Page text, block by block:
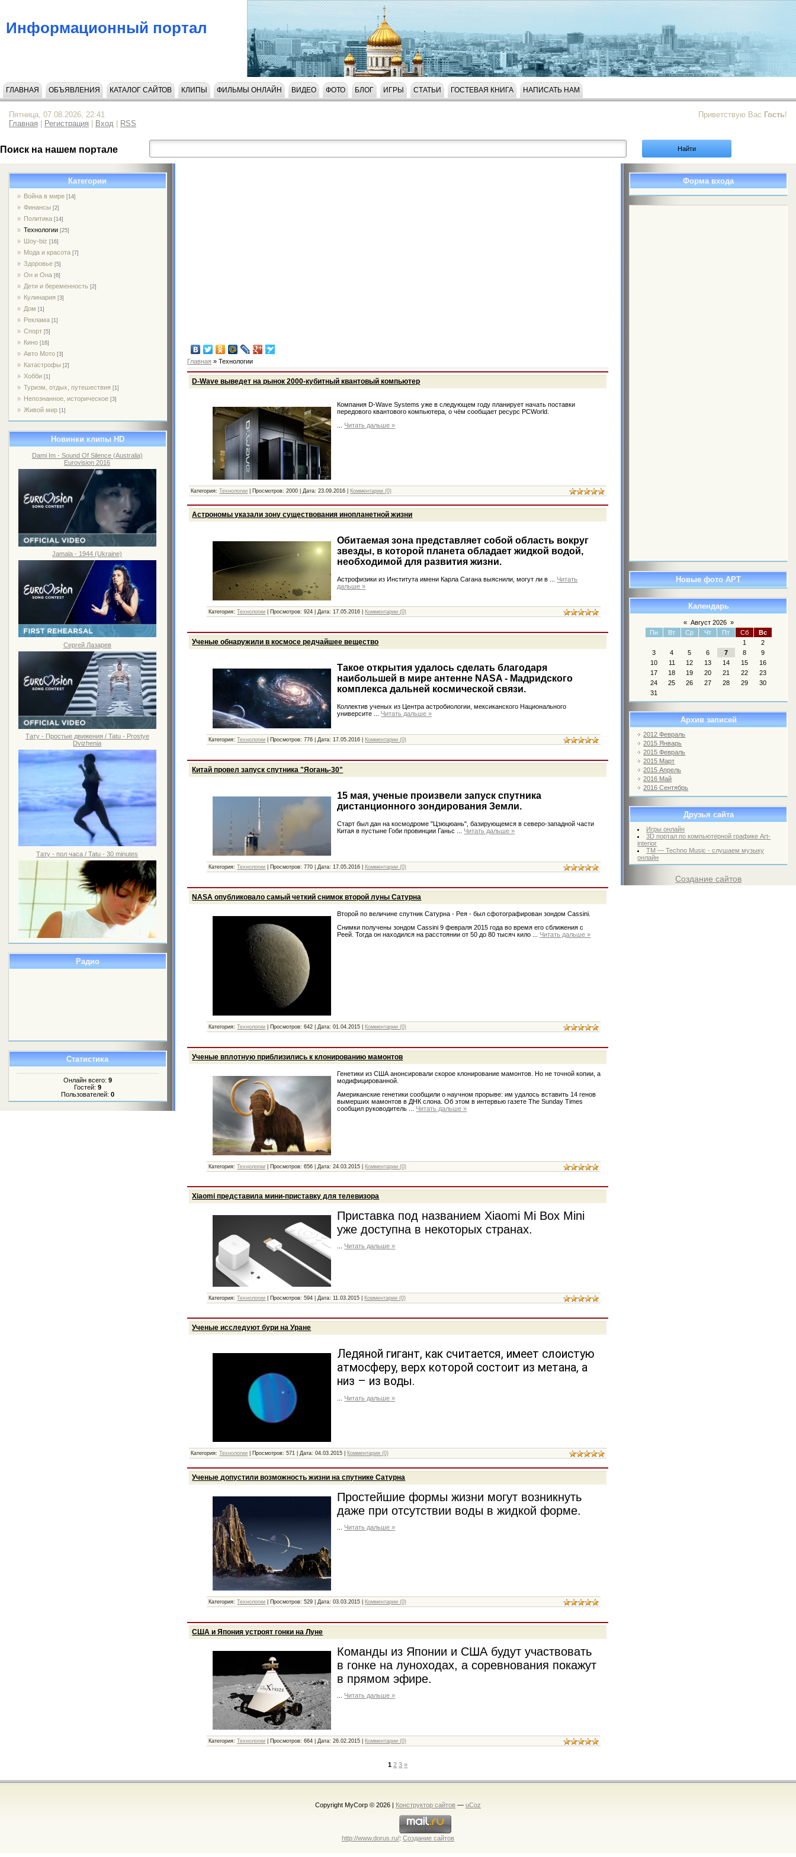
Информационный портал
ГЛАВНАЯ ОБЪЯВЛЕНИЯ КАТАЛОГ САЙТОВ КЛИПЫ ФИЛЬМЫ ОНЛАЙН ВИДЕО ФОТО БЛОГ ИГРЫ СТАТЬИ ГОСТЕВАЯ КНИГА НАПИСАТЬ НАМ
Приветствую Вас Гость!
Пятница, 07.08.2026, 22:41
Главная
Регистрация Вход RSS
Поиск на нашем портале
Категории
Война в мире [14]
Финансы [2]
Политика [14]
Технологии [25]
Шоу-biz [16]
Мода и красота [7]
Здоровье [5]
Он и Она [6]
Дети и беременность [2]
Кулинария [3]
Дом [1]
Реклама [1]
Спорт [5]
Кино [16]
Авто Мото [3]
Катастрофы [2]
Хобби [1]
Туризм, отдых, путешествия [1]
Непознанное, историческое [3]
Живой мир [1]
Новинки клипы HD
Dami Im - Sound Of Silence (Australia)
Eurovision 2016
Jamala - 1944 (Ukraine)
Сергей Лазарев
Тату - Простые движения / Tatu - Prostye
Dvizhenia
Тату - пол часа / Tatu - 30 minutes
Радио
Статистика
Онлайн всего: 9
Гостей: 9
Пользователей: 0
Форма входа
Новые фото АРТ
Календарь
« Август 2026 »
Пн
Вт Ср Чт Пт Сб
Вс
1
2
3
4 5 6 7 8
9
10
11 12 13 14 15
16
17
18 19 20 21 22
23
24
25 26 27 28 29
30
31
Архив записей
2012 Февраль
2015 Январь
2015 Февраль
2015 Март
2015 Апрель
2016 Май
2016 Сентябрь
Друзья сайта
Игры онлайн
3D портал по компьютерной графике Art-
interior
TM — Techno Music - слушаем музыку
онлайн
Создание сайтов
Главная »Технологии
D-Wave выведет на рынок 2000-кубитный квантовый компьютер
Компания D-Wave Systems уже в следующем году планирует начать поставки
передового квантового компьютера, о чём сообщает ресурс PCWorld.
Читать дальше »
Категория: Технологии Просмотров: 2000 Дата: 23.09.2016 Комментарии (0)
Астрономы указали зону существования инопланетной жизни
Обитаемая зона представляет собой область вокруг
звезды, в которой планета обладает жидкой водой,
необходимой для развития жизни.
Астрофизики из Института имени Карла Сагана выяснили, могут ли в
Читать
дальше »
Категория: Технологии Просмотров: 924 |Дата: 17.05.2016 Комментарии (0)
Ученые обнаружили в космосе редчайшее вещество
Такое открытия удалось сделать благодаря
наибольшей в мире антенне NASA - Мадридского
комплекса дальней космической связи.
Коллектив ученых из Центра астробиологии, мексиканского Национального
университе
Читать дальше »
Категория: Технологии Просмотров: 776 Дата: 17.05.2016 Комментарии (0)
Китай провел запуск спутника "Яогань-30"
15 мая, ученые произвели запуск спутника
дистанционного зондирования Земли.
Старт был дан на космодроме "Цзюцюань", базирующемся в северо-западной части
Китая в пустыне Гоби провинции Ганьс
Читать дальше »
Категория: Технологии Просмотров: 770 |Дата: 17.05.2016 Комментарии (0)
NASA опубликовало самый четкий снимок второй луны Сатурна
Второй по величине спутник Сатурна - Рея - был сфотографирован зондом Cassini.
Снимки получены зондом Cassini 9 февраля 2015 года во время его сближения с
Реей. Тогда он находился на расстоянии от 50 до 80 тысяч кило
Читать дальше »
Категория: Технологии Просмотров: 642 Дата: 01.04.2015 Комментарии (0)
Ученые вплотную приблизились к клонированию мамонтов
Генетики из США анонсировали скорое клонирование мамонтов. Но не точной копии, а
модифицированной.
Американские генетики сообщили о научном прорыве: им удалось вставить 14 генов
вымерших мамонтов в ДНК слона. Об этом в интервью газете The Sunday Times
сообщил руководитель
Читать дальше »
Категория: Технологии Просмотров: 656 Дата: 24.03.2015 Комментарии (0)
Xiaomi представила мини-приставку для телевизора
Приставка под названием Xiaomi Mi Box Mini
уже доступна в некоторых странах.
Читать дальше »
Категория: Технологии Просмотров: 594 Дата: 11.03.2015 Комментарии (0)
Ученые исследуют бури на Уране
Ледяной гигант, как считается, имеет слоистую
атмосферу, верх которой состоит из метана, а
низ – из воды.
Читать дальше »
Категория: Технологии Просмотров: 571 |Дата: 04.03.2015 Комментарии (0)
Ученые допустили возможность жизни на спутнике Сатурна
Простейшие формы жизни могут возникнуть
даже при отсутствии воды в жидкой форме.
Читать дальше »
Категория: Технологии Просмотров: 529 Дата: 03.03.2015 Комментарии (0)
США и Япония устроят гонки на Луне
Команды из Японии и США будут участвовать
в гонке на луноходах, а соревнования покажут
в прямом эфире.
Читать дальше »
Категория: Технологии Просмотров: 664 |Дата: 26.02.2015 Комментарии (0)
1 2 3 »
Copyright MyCorp © 2026 | Конструктор сайтов — uCoz
http://www.dorus.ru/: Создание сайтов